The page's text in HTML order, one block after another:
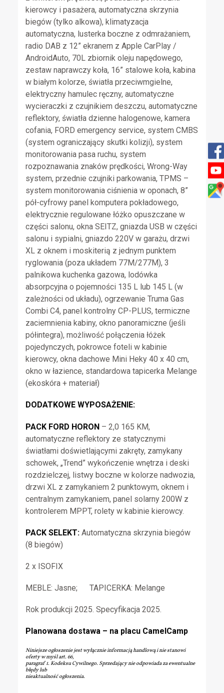
kierowcy i pasażera, automatyczna skrzynia
biegów (tylko alkowa), klimatyzacja
automatyczna, lusterka boczne z odmrażaniem,
radio DAB z 12” ekranem z Apple CarPlay /
AndroidAuto, 70L zbiornik oleju napędowego,
zestaw naprawczy koła, 16” stalowe koła, kabina
w białym kolorze, światła przeciwmgielne,
elektryczny hamulec ręczny, automatyczne
wycieraczki z czujnikiem deszczu, automatyczne
reflektory, światła dzienne halogenowe, kamera
cofania, FORD emergency service, system CMBS
(system ograniczający skutki kolizji), system
monitorowania pasa ruchu, system
rozpoznawania znaków prędkości, Wrong-Way
system, przednie czujniki parkowania, TPMS –
system monitorowania ciśnienia w oponach, 8”
pół-cyfrowy panel komputera pokładowego,
elektrycznie regulowane łóżko opuszczane w
części salonu, okna SEITZ, gniazda USB w części
salonu i sypialni, gniazdo 220V w garażu, drzwi
XL z oknem i moskiterią z jednym punktem
ryglowania (poza układem 77M/277M), 3
palnikowa kuchenka gazowa, lodówka
absorpcyjna o pojemności 135 L lub 145 L (w
zależności od układu), ogrzewanie Truma Gas
Combi C4, panel kontrolny CP-PLUS, termiczne
zaciemnienia kabiny, okno panoramiczne (jeśli
półintegra), możliwość połączenia łóżek
pojedynczych, pokrowce foteli w kabinie
kierowcy, okna dachowe Mini Heky 40 x 40 cm,
okno w łazience, standardowa tapicerka Melange
(ekoskóra + materiał)
DODATKOWE WYPOSAŻENIE:
PACK FORD HORON– 2,0 165 KM,
automatyczne reflektory ze statycznymi
światłami doświetlającymi zakręty, zamykany
schowek, „Trend” wykończenie wnętrza i deski
rozdzielczej, listwy boczne w kolorze nadwozia,
drzwi XL z zamykaniem 2 punktowym, oknem i
centralnym zamykaniem, panel solarny 200W z
kontrolerem MPPT, rolety w kabinie kierowcy.
PACK SELEKT:Automatyczna skrzynia biegów
(8 biegów)
2 x ISOFIX
MEBLE: Jasne; TAPICERKA: Melange
Rok produkcji 2025. Specyfikacja 2025.
Planowana dostawa – na placu CamelCamp
Niniejsze ogłoszenie jest wyłącznie informacją handlową i nie stanowi
oferty w myśl art. 66,
paragraf 1. Kodeksu Cywilnego. Sprzedający nie odpowiada za ewentualne
błędy lub
nieaktualność ogłoszenia.